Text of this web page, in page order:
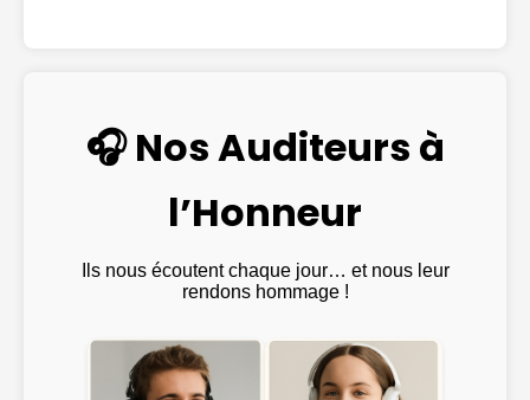
🎧 Nos Auditeurs à
l’Honneur
Ils nous écoutent chaque jour… et nous leur
rendons hommage !